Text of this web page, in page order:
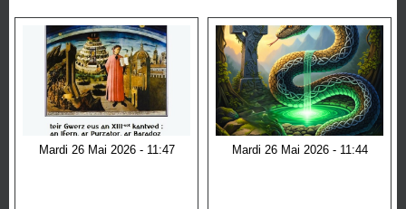
Mardi 26 Mai 2026 - 11:47 Mardi 26 Mai 2026 - 11:44